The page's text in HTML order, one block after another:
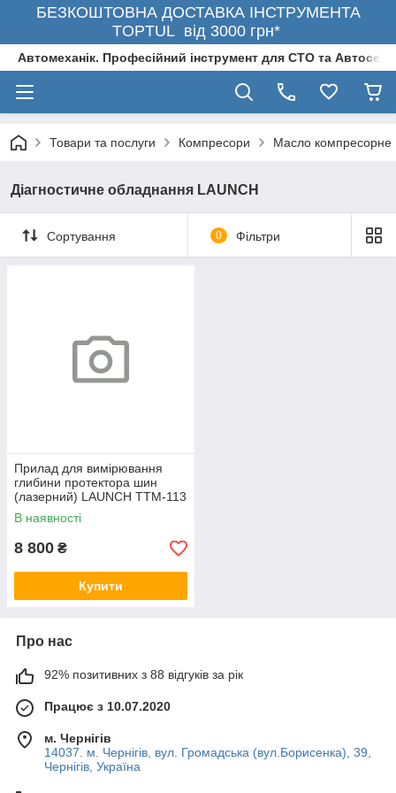
БЕЗКОШТОВНА ДОСТАВКА ІНСТРУМЕНТА
TOPTUL від 3000 грн*
Автомеханік. Професійний інструмент для СТО та
Товари та послуги Компресори Масло компресорне
Діагностичне обладнання LAUNCH
Сортування 0 Фільтри
Прилад для вимірювання
глибини протектора шин
(лазерний) LAUNCH TTM-113
В наявності
8 800 ₴
Купити
Про нас
92% позитивних з 88 відгуків за рік
Працює з 10.07.2020
м. Чернігів
14037. м. Чернігів, вул. Громадська (вул.Борисенка), 39,
Чернігів, Україна